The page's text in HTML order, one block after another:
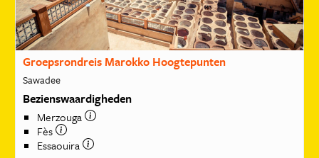
Groepsrondreis Marokko Hoogtepunten
Sawadee
Bezienswaardigheden
Merzouga
Fès
Essaouira